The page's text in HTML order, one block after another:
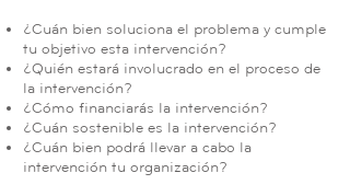
¿Cuán bien soluciona el problema y cumple
tu objetivo esta intervención?
¿Quién estará involucrado en el proceso de
la intervención?
¿Cómo financiarás la intervención?
¿Cuán sostenible es la intervención?
¿Cuán bien podrá llevar a cabo la
intervención tu organización?